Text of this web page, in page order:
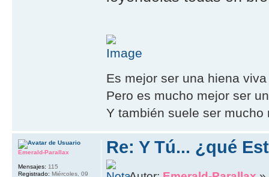
Es mejor ser una hiena
Pero es mucho mejor ser
Y también suele ser mucho
Re: Y Tú... ¿qué
Emerald-Parallax
Mensajes: 115
Registrado: Miércoles, 09